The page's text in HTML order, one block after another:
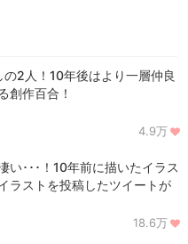
の2人！10年後はより一層仲良
創作百合！
4.9万
い･･･！10年前に描いたイラス
ラストを投稿したツイートが
18.6万